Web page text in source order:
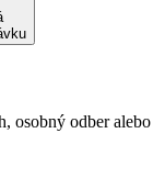
osobný odber alebo